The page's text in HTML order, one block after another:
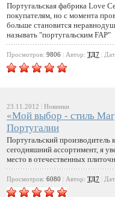
Португальская фабрика Love
покупателям, но с момента
больше становится
называть "португальским FAP"
Просмотров: 9806 Автор: ТД7
23.11.2012 Новинки
«Мой выбор - стиль
Португалии
Португальский производитель
сегодняшний ассортимент, я
место в отечественных
Просмотров: 6080 Автор: ТД7